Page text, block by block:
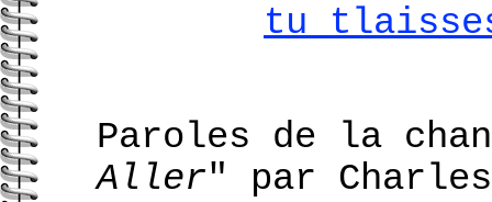
Paroles de la
Aller" par